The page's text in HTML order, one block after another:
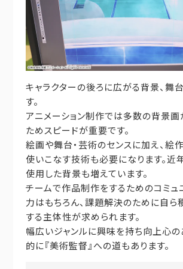
キャラクターの後ろに広がる背景、舞
す。
アニメーション制作では多数の背景画
ためスピードが重要です。
絵画や舞台・芸術のセンスに加え、絵
使いこなす技術も必要になります。近
使用した背景も増えています。
チームで作品制作をするためのコミュ
力はもちろん、課題解決のために自ら
する主体性が求められます。
幅広いジャンルに興味を持ち向上心の
的に『美術監督』への道もあります。